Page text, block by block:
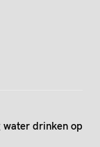
drinken op